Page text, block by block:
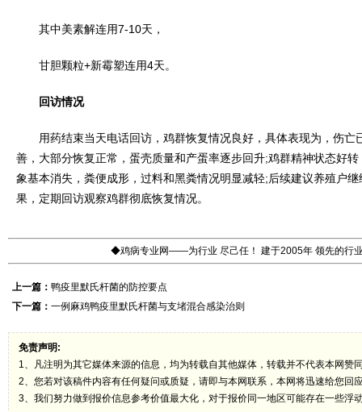
其中美素解连用7-10天，
甘胆颗粒+新霉塑连用4天。
回访情况
用药结束当天电话回访，鸡群恢复情况良好，具体表现为，伤亡
善，大部分恢复正常，蛋壳质量和产蛋率逐步回升;鸡群精神状态好
象基本消失，粪便成形，过料和黑粪情况明显减轻;后续建议养殖户
果，定期回访观察鸡群彻底恢复情况。
◆鸡病专业网——为行业 尽己任！ 建于2005年 领先的行
上一篇： 鸭疫里默氏杆菌的防控要点
下一篇： 一例麻鸡鸭疫里默氏杆菌与支堵混合感染治则
免责声明:
1、凡注明为其它媒体来源的信息，均为转载自其他媒体，转载并不代表本网赞
2、您若对该稿件内容有任何疑问或质疑，请即与本网联系，本网将迅速给您回
3、我们努力做到报价信息参考价值最大化，对于报价同一地区可能存在一些浮